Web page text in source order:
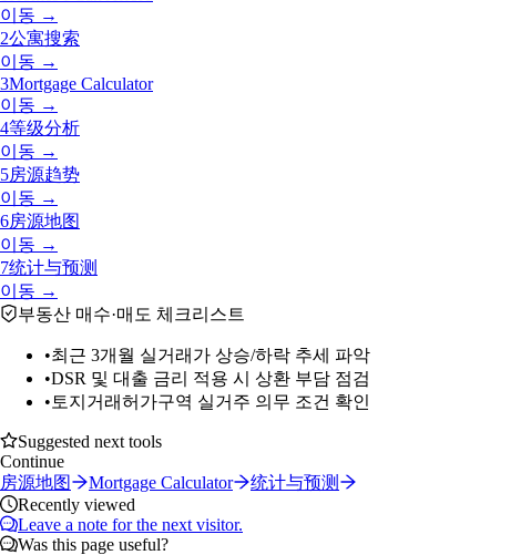
이동 →
2公寓搜索
이동 →
3Mortgage Calculator
이동 →
4等级分析
이동 →
5房源趋势
이동 →
6房源地图
이동 →
7统计与预测
이동 →
부동산 매수·매도 체크리스트
•최근 3개월 실거래가 상승/하락 추세 파악
•DSR 및 대출 금리 적용 시 상환 부담 점검
• 토지거래허가구역 실거주 의무 조건 확인
Suggested next tools
Continue
房源地图
Mortgage Calculator
统计与预测
Recently viewed
Leave a note for the next visitor.
Was this page useful?